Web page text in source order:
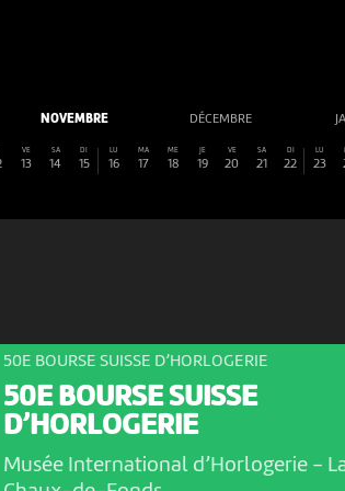
NOVEMBRE DÉCEMBRE
VE
13
SA
14
DI
15
LU
16
MA
17
ME
18
JE
19
VE
20
SA
21
DI
22
LU
23
50E BOURSE SUISSE D’HORLOGERIE
50E BOURSE SUISSE
D’HORLOGERIE
Musée International d’Horlogerie -